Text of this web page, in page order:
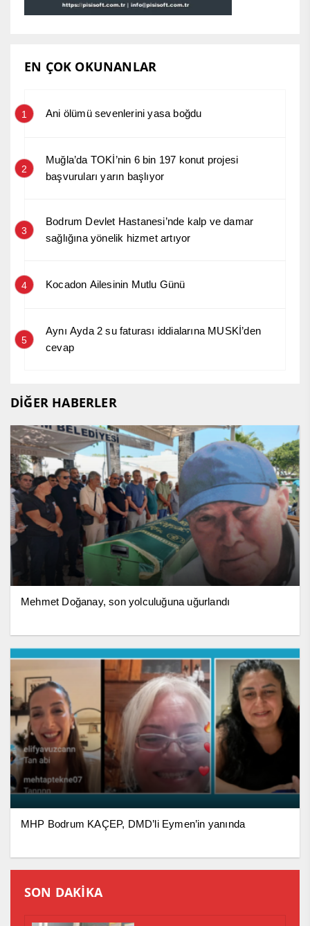
EN ÇOK OKUNANLAR
1 Ani ölümü sevenlerini yasa boğdu
2
Muğla’da TOKİ’nin 6 bin 197 konut projesi
başvuruları yarın başlıyor
3
Bodrum Devlet Hastanesi’nde kalp ve damar
sağlığına yönelik hizmet artıyor
4 Kocadon Ailesinin Mutlu Günü
5
Aynı Ayda 2 su faturası iddialarına MUSKİ’den
cevap
DİĞER HABERLER
Mehmet Doğanay, son yolculuğuna uğurlandı
MHP Bodrum KAÇEP, DMD’li Eymen’in yanında
SON DAKİKA